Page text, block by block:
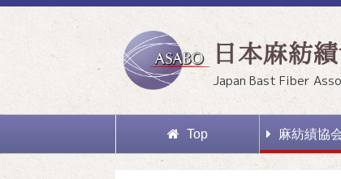
日本麻紡
Japan Bast Fiber
Top 麻紡績協